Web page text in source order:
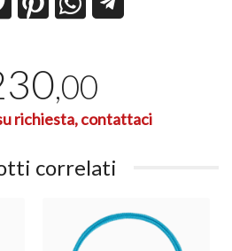
,00
richiesta, contattaci
correlati